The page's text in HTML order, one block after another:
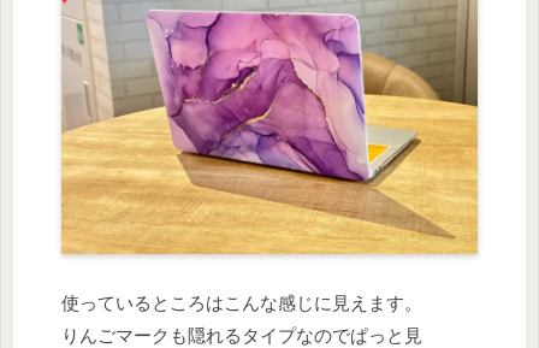
使っているところはこんな感じに見えます。
りんごマークも隠れるタイプなのでぱっと見